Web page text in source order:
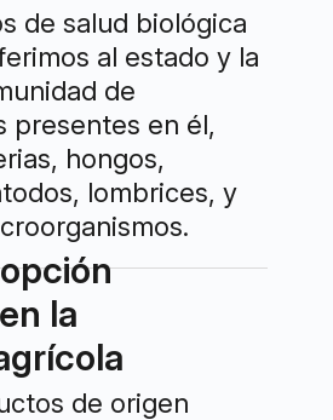
de salud biológica
al estado y la
de
presentes en él,
hongos,
lombrices, y
la
de origen